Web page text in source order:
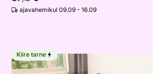
ajavahemikul 09.09 - 16.09
Suletekk
Kiire tarne